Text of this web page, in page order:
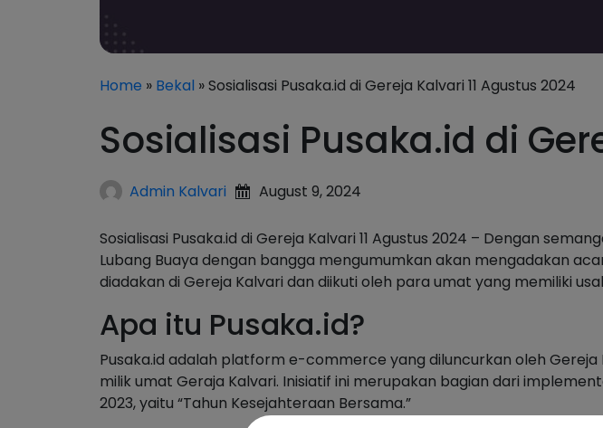
Home » Bekal » Sosialisasi Pusaka.id di Gereja Kalvari 11 Agustus 2024
Sosialisasi Pusaka.id di
Admin Kalvari August 9, 2024
Sosialisasi Pusaka.id di Gereja Kalvari 11 Agustus 2024 – Dengan
Lubang Buaya dengan bangga mengumumkan akan mengadakan
diadakan di Gereja Kalvari dan diikuti oleh para umat yang memiliki
Apa itu Pusaka.id?
Pusaka.id adalah platform e-commerce yang diluncurkan oleh
milik umat Geraja Kalvari. Inisiatif ini merupakan bagian dari
2023, yaitu “Tahun Kesejahteraan Bersama.”